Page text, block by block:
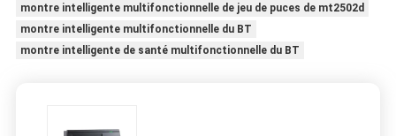
montre intelligente multifonctionnelle de jeu de puces de mt2502d
montre intelligente multifonctionnelle du BT
montre intelligente de santé multifonctionnelle du BT